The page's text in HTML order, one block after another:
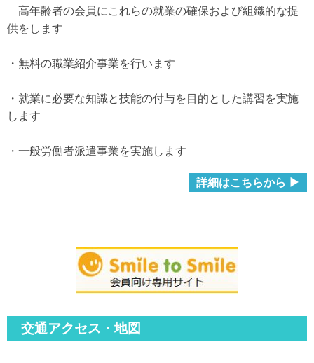
高年齢者の会員にこれらの就業の確保および組織的な提
供をします
・無料の職業紹介事業を行います
・就業に必要な知識と技能の付与を目的とした講習を実施
します
・一般労働者派遣事業を実施します
詳細はこちらから ▶
交通アクセス・地図